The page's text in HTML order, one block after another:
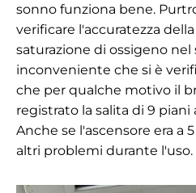
sonno funziona bene.
verificare l'accuratezza
saturazione di ossigeno
inconveniente che si è
che per qualche motivo il
registrato la salita di 9
Anche se l'ascensore era a
altri problemi durante l'uso.